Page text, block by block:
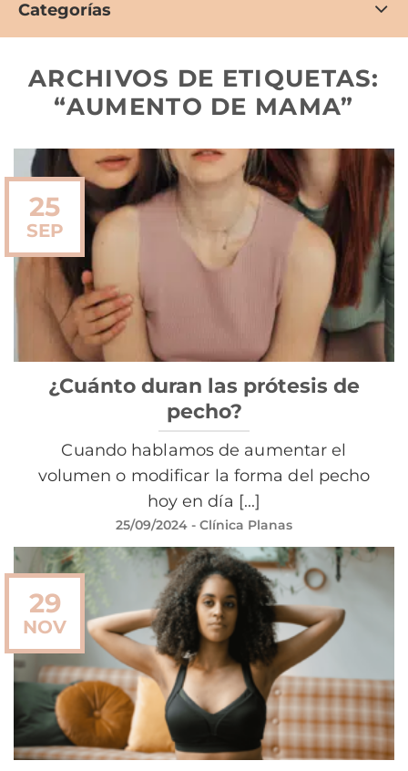
Categorías
ARCHIVOS DE ETIQUETAS:
“AUMENTO DE MAMA”
¿Cuánto duran las prótesis de
pecho?
Cuando hablamos de aumentar el
volumen o modificar la forma del pecho
hoy en día [...]
25/09/2024 - Clínica Planas
25
SEP
29
NOV